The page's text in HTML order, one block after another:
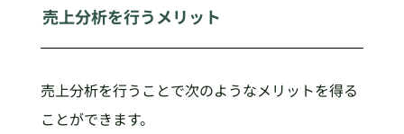
売上分析を行うメリット
売上分析を行うことで次のようなメリットを得る
ことができます。